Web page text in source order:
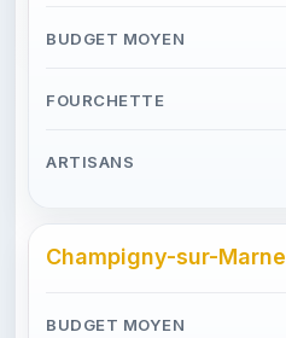
Champigny-sur-Marne